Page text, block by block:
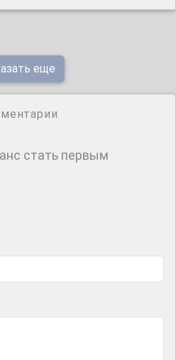
еще
стать первым